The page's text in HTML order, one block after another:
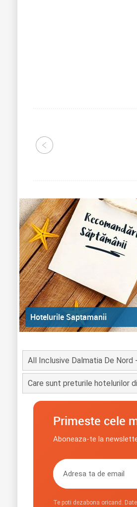
Hotelurile Saptamanii
All Inclusive Dalmatia De Nord
Care sunt preturile hotelurilor
Primeste cele
Aboneaza-te la
Te poti dezabona oricand.